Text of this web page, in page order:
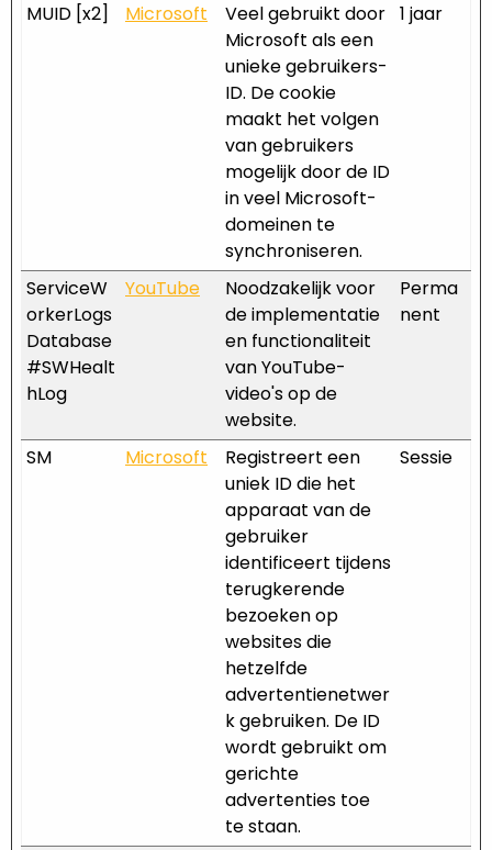
MUID [x2] Microsoft
Veel gebruikt door
Microsoft als een
unieke gebruikers-
ID. De cookie
maakt het volgen
van gebruikers
mogelijk door de ID
in veel Microsoft-
domeinen te
synchroniseren.
1 jaar
ServiceW
orkerLogs
Database
#SWHealt
hLog
YouTube
Noodzakelijk voor
de implementatie
en functionaliteit
van YouTube-
video's op de
website.
Perma
nent
SM Microsoft
Registreert een
uniek ID die het
apparaat van de
gebruiker
identificeert tijdens
terugkerende
bezoeken op
websites die
hetzelfde
advertentienetwer
k gebruiken. De ID
wordt gebruikt om
gerichte
advertenties toe
te staan.
Sessie